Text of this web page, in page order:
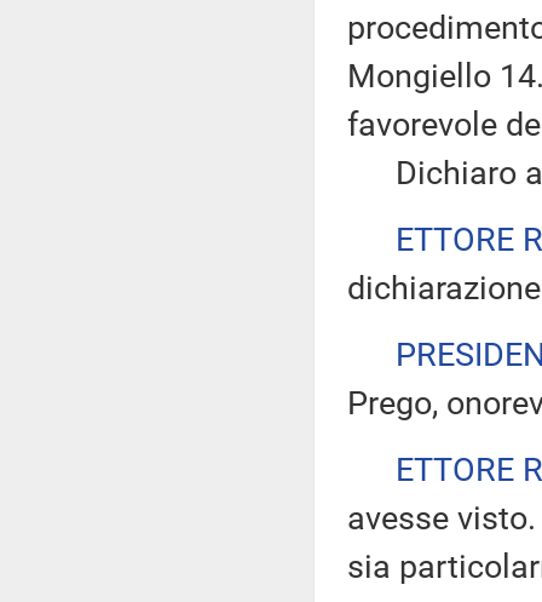
Mongiello
favorevole
Dichiaro
ETTORE
Prego,
ETTORE
avesse
sia